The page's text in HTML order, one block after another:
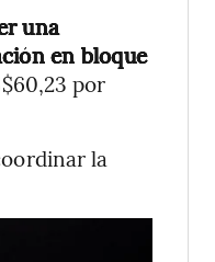
una
en bloque
por
la